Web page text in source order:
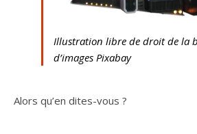
Illustration libre de droit de la
d’images Pixabay
Alors qu’en dites-vous ?